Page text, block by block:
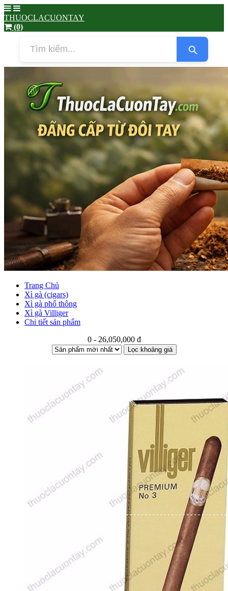
THUOCLACUONTAY
(0)
Trang Chủ
Xì gà (cigars)
Xì gà phổ thông
Xì gà Villiger
Chi tiết sản phẩm
0 - 26,050,000 đ
Lọc khoảng giá